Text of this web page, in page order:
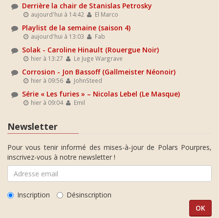
Derrière la chair de Stanislas Petrosky
aujourd'hui à 14:42 El Marco
Playlist de la semaine (saison 4)
aujourd'hui à 13:03 Fab
Solak - Caroline Hinault (Rouergue Noir)
hier à 13:27 Le Juge Wargrave
Corrosion - Jon Bassoff (Gallmeister Néonoir)
hier à 09:56 JohnSteed
Série « Les furies » – Nicolas Lebel (Le Masque)
hier à 09:04 Emil
Newsletter
Pour vous tenir informé des mises-à-jour de Polars Pourpres,
inscrivez-vous à notre newsletter !
Inscription Désinscription